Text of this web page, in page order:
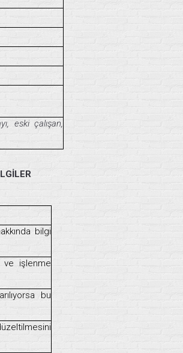
eski çalışan,
bilgi
ve işlenme
bu